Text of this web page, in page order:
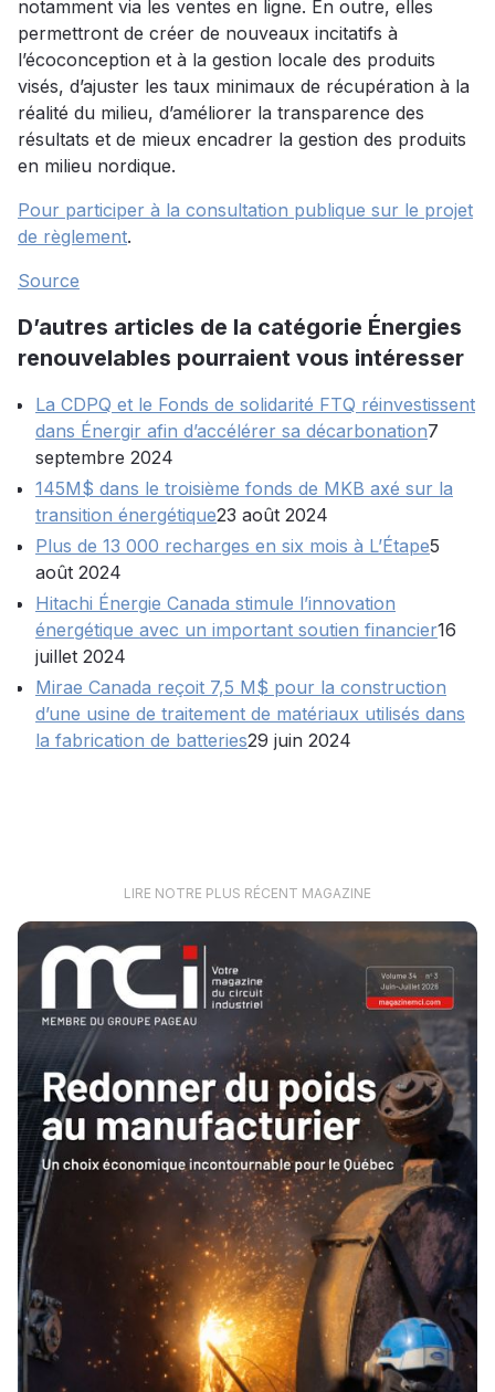
notamment via les ventes en ligne. En outre, elles
permettront de créer de nouveaux incitatifs à
l’écoconception et à la gestion locale des produits
visés, d’ajuster les taux minimaux de récupération à la
réalité du milieu, d’améliorer la transparence des
résultats et de mieux encadrer la gestion des produits
en milieu nordique.
Pour participer à la consultation publique sur le projet
de règlement.
Source
D’autres articles de la catégorie Énergies
renouvelables pourraient vous intéresser
La CDPQ et le Fonds de solidarité FTQ réinvestissent
dans Énergir afin d’accélérer sa décarbonation7
septembre 2024
145M$ dans le troisième fonds de MKB axé sur la
transition énergétique23 août 2024
Plus de 13 000 recharges en six mois à L’Étape5
août 2024
Hitachi Énergie Canada stimule l’innovation
énergétique avec un important soutien financier16
juillet 2024
Mirae Canada reçoit 7,5 M$ pour la construction
d’une usine de traitement de matériaux utilisés dans
la fabrication de batteries29 juin 2024
LIRE NOTRE PLUS RÉCENT MAGAZINE